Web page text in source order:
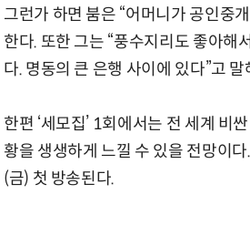
그런가 하면 붐은 “어머니가 공인중
한다. 또한 그는 “풍수지리도 좋아해
다. 명동의 큰 은행 사이에 있다”고
한편 ‘세모집’ 1회에서는 전 세계 비
황을 생생하게 느낄 수 있을 전망이
(금) 첫 방송된다.